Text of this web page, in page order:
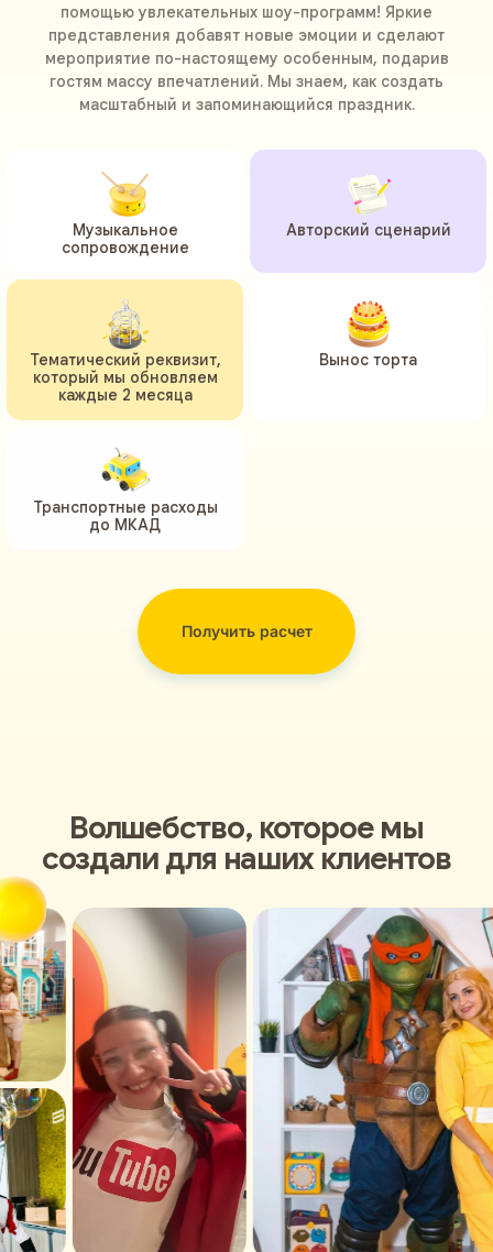
помощью увлекательных шоу-программ! Яркие
представления добавят новые эмоции и сделают
мероприятие по-настоящему особенным, подарив
гостям массу впечатлений. Мы знаем, как создать
масштабный и запоминающийся праздник.
Музыкальное
сопровождение
Авторский сценарий
Вынос торта
Тематический реквизит,
который мы обновляем
каждые 2 месяца
Транспортные расходы
до МКАД
Получить расчет
Волшебство, которое мы
создали для наших клиентов